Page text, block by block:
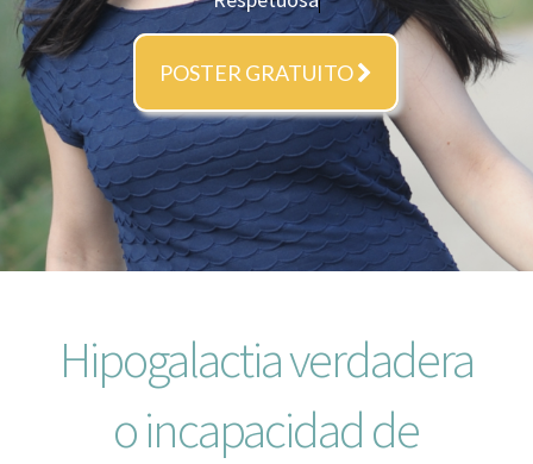
POSTER GRATUITO
Hipogalactia verdadera
o incapacidad de